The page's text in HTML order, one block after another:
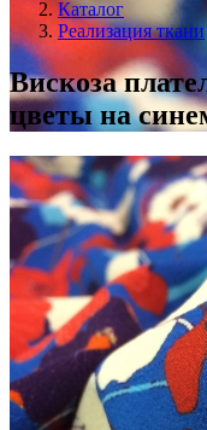
Каталог
Реализация ткани
Вискоза
цветы на